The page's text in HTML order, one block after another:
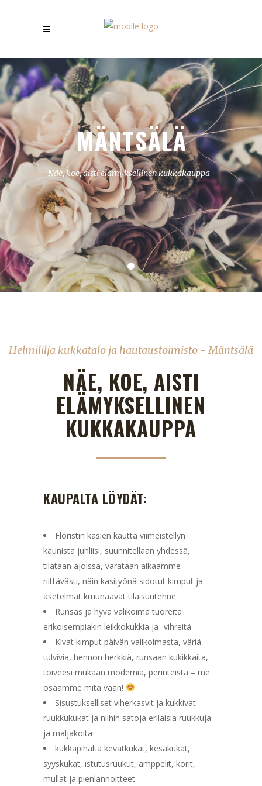
MÄNTSÄLÄ
Näe, koe, aisti elämyksellinen kukkakauppa
Helmililja kukkatalo ja hautaustoimisto - Mäntsälä
NÄE, KOE, AISTI
ELÄMYKSELLINEN
KUKKAKAUPPA
KAUPALTA LÖYDÄT:
Floristin käsien kautta viimeistellyn
kaunista juhliisi, suunnitellaan yhdessä,
tilataan ajoissa, varataan aikaamme
riittävästi, näin käsityönä sidotut kimput ja
asetelmat kruunaavat tilaisuutenne
Runsas ja hyvä valikoima tuoreita
erikoisempiakin leikkokukkia ja -vihreitä
Kivat kimput päivän valikoimasta, väriä
tulvivia, hennon herkkiä, runsaan kukikkaita,
toiveesi mukaan modernia, perinteistä – me
osaamme mitä vaan!
Sisustukselliset viherkasvit ja kukkivat
ruukkukukat ja niihin satoja erilaisia ruukkuja
ja maljakoita
kukkapihalta kevätkukat, kesäkukat,
syyskukat, istutusruukut, amppelit, korit,
mullat ja pienlannoitteet